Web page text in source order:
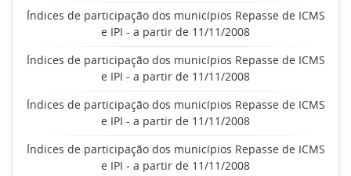
Índices de participação dos municípios Repasse de ICMS
e IPI - a partir de 11/11/2008
Índices de participação dos municípios Repasse de ICMS
e IPI - a partir de 11/11/2008
Índices de participação dos municípios Repasse de ICMS
e IPI - a partir de 11/11/2008
Índices de participação dos municípios Repasse de ICMS
e IPI - a partir de 11/11/2008